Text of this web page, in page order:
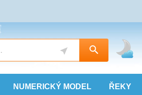
NUMERICKÝ MODEL ŘEKY